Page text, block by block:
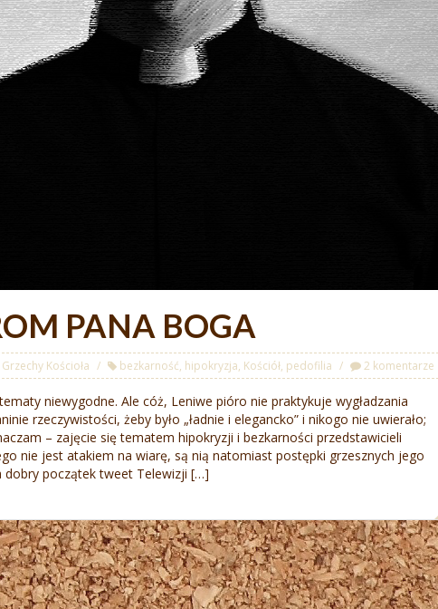
PANA BOGA
Grzechy Kościoła bezkarność, hipokryzja, Kościół, pedofilia 2 komentarze
niewygodne. Ale cóż, Leniwe pióro nie praktykuje wygładzania
rzeczywistości, żeby było „ładnie i elegancko” i nikogo nie uwierało;
– zajęcie się tematem hipokryzji i bezkarności przedstawicieli
nie jest atakiem na wiarę, są nią natomiast postępki grzesznych jego
dobry początek tweet Telewizji […]